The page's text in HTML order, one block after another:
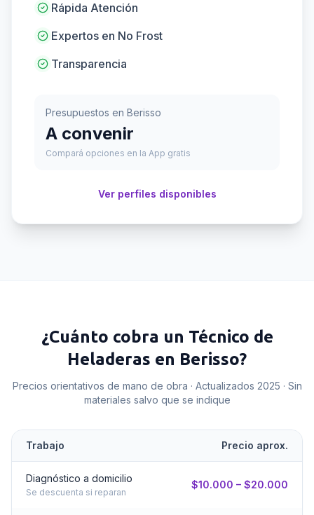
Rápida Atención
Expertos en No Frost
Transparencia
Presupuestos en Berisso
A convenir
Compará opciones en la App gratis
Ver perfiles disponibles
¿Cuánto cobra un Técnico de
Heladeras en Berisso?
Precios orientativos de mano de obra · Actualizados 2025 · Sin
materiales salvo que se indique
Trabajo Precio aprox.
Diagnóstico a domicilio
Se descuenta si reparan
$10.000 – $20.000